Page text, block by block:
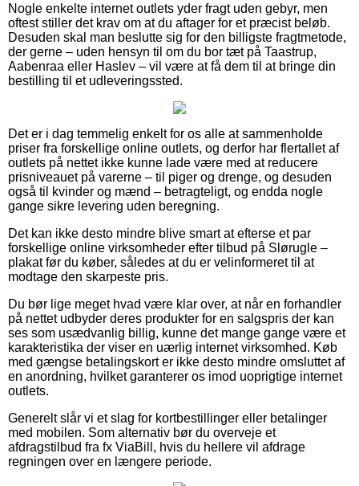
Nogle enkelte internet outlets yder fragt uden gebyr, men
oftest stiller det krav om at du aftager for et præcist beløb.
Desuden skal man beslutte sig for den billigste fragtmetode,
der gerne – uden hensyn til om du bor tæt på Taastrup,
Aabenraa eller Haslev – vil være at få dem til at bringe din
bestilling til et udleveringssted.
Det er i dag temmelig enkelt for os alle at sammenholde
priser fra forskellige online outlets, og derfor har flertallet af
outlets på nettet ikke kunne lade være med at reducere
prisniveauet på varerne – til piger og drenge, og desuden
også til kvinder og mænd – betragteligt, og endda nogle
gange sikre levering uden beregning.
Det kan ikke desto mindre blive smart at efterse et par
forskellige online virksomheder efter tilbud på Slørugle –
plakat før du køber, således at du er velinformeret til at
modtage den skarpeste pris.
Du bør lige meget hvad være klar over, at når en forhandler
på nettet udbyder deres produkter for en salgspris der kan
ses som usædvanlig billig, kunne det mange gange være et
karakteristika der viser en uærlig internet virksomhed. Køb
med gængse betalingskort er ikke desto mindre omsluttet af
en anordning, hvilket garanterer os imod uoprigtige internet
outlets.
Generelt slår vi et slag for kortbestillinger eller betalinger
med mobilen. Som alternativ bør du overveje et
afdragstilbud fra fx ViaBill, hvis du hellere vil afdrage
regningen over en længere periode.